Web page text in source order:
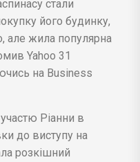
стали
його будинку,
але жила популярна
Yahoo 31
на Business
Ріанни в
до виступу на
розкішний